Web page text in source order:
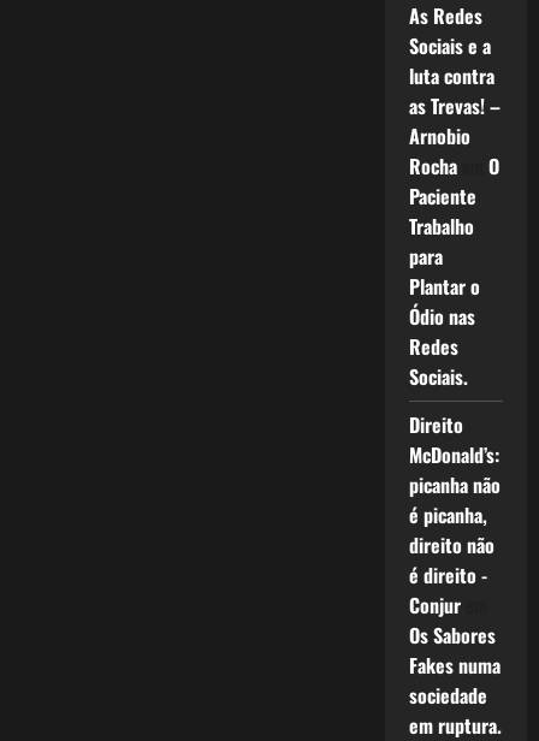
As Redes
Sociais e a
luta contra
as Trevas! –
Arnobio
Rochaem O
Paciente
Trabalho
para
Plantar o
Ódio nas
Redes
Sociais.
Direito
McDonald’s:
picanha não
é picanha,
direito não
é direito -
Conjurem
Os Sabores
Fakes numa
sociedade
em ruptura.